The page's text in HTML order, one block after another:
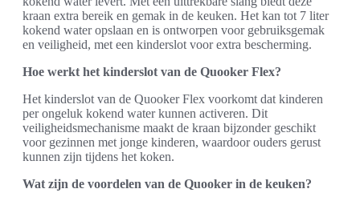
kraan extra bereik en gemak in de keuken. Het kan tot 7 liter
kokend water opslaan en is ontworpen voor gebruiksgemak
en veiligheid, met een kinderslot voor extra bescherming.
Hoe werkt het kinderslot van de Quooker Flex?
Het kinderslot van de Quooker Flex voorkomt dat kinderen
per ongeluk kokend water kunnen activeren. Dit
veiligheidsmechanisme maakt de kraan bijzonder geschikt
voor gezinnen met jonge kinderen, waardoor ouders gerust
kunnen zijn tijdens het koken.
Wat zijn de voordelen van de Quooker in de keuken?